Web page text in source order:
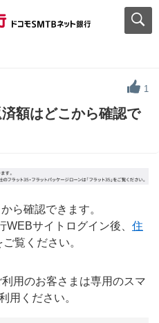
1
済額はどこから確認で
ら確認できます。
WEBサイトログイン後、 住
ご覧ください。
用のお客さまは専用のスマ
用ください。